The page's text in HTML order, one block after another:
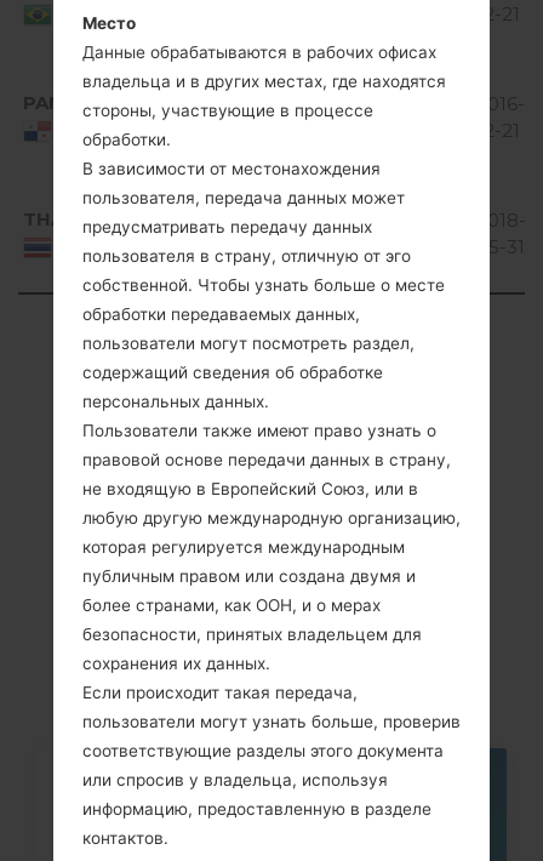
Brazil
Sandwich
12-21
PAN
Panama
V10C_00.kdz
Android
4.0 Ice
2016-
12-21
THA
Thailand
V20C_00.kdz
Android
4.1-4.3
Jelly
Bean
MiB
2018-
05-31
Showing 1 to 4 of 4 entries
Previous 1 Next
Cтатьи
LGE615F(LGE615F)
akaLG Optimus L5
Dual
Место
Данные обрабатываются в рабочих офисах
владельца и в других местах, где находятся
стороны, участвующие в процессе
обработки.
В зависимости от местонахождения
пользователя, передача данных может
предусматривать передачу данных
пользователя в страну, отличную от эго
собственной. Чтобы узнать больше о месте
обработки передаваемых данных,
пользователи могут посмотреть раздел,
содержащий сведения об обработке
персональных данных.
Пользователи также имеют право узнать о
правовой основе передачи данных в страну,
не входящую в Европейский Союз, или в
любую другую международную организацию,
которая регулируется международным
публичным правом или создана двумя и
более странами, как ООН, и о мерах
безопасности, принятых владельцем для
сохранения их данных.
Если происходит такая передача,
пользователи могут узнать больше, проверив
соответствующие разделы этого документа
или спросив у владельца, используя
информацию, предоставленную в разделе
контактов.